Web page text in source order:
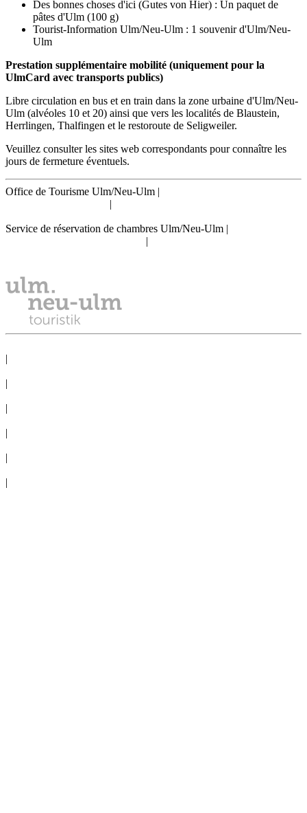
Des bonnes choses d'ici (Gutes von Hier) : Un paquet de
pâtes d'Ulm (100 g)
Tourist-Information Ulm/Neu-Ulm : 1 souvenir d'Ulm/Neu-
Ulm
Prestation supplémentaire mobilité (uniquement pour la
UlmCard avec transports publics)
Libre circulation en bus et en train dans la zone urbaine d'Ulm/Neu-
Ulm (alvéoles 10 et 20) ainsi que vers les localités de Blaustein,
Herrlingen, Thalfingen et le restoroute de Seligweiler.
Veuillez consulter les sites web correspondants pour connaître les
jours de fermeture éventuels.
Office de Tourisme Ulm/Neu-Ulm |
|
Service de réservation de chambres Ulm/Neu-Ulm |
|
|
|
|
|
|
|